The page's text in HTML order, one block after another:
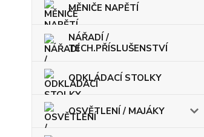
MĚNIČE NAPĚTÍ
NÁŘADÍ /
TECH.PŘÍSLUŠENSTVÍ
ODKLÁDACÍ STOLKY
OSVĚTLENÍ / MAJÁKY